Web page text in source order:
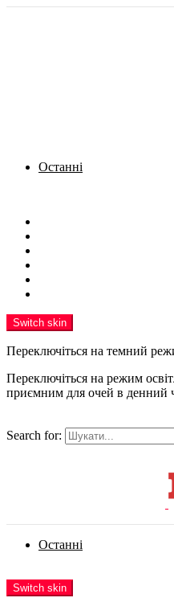
Останні
Switch skin
Переключіться на темний
Переключіться на режим
приємним для очей в денний
Search for:
Останні
Switch skin